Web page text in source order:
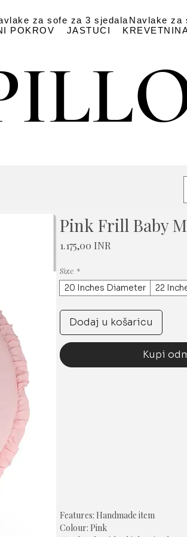
za sofe za 3 sjedala Navlake za
POKROV JASTUCI
Pink Frill Baby
1.175,00 INR
Size *
20 Inches Diameter 22
Dodaj u košaricu
Kupi
Features: Handmade item
Colour: Pink